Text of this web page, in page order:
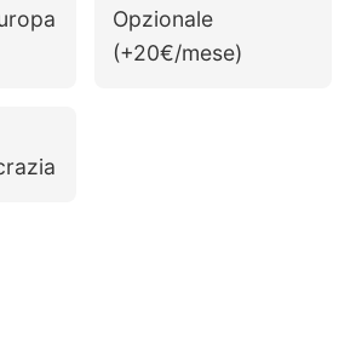
Opzionale
(+20€/mese)